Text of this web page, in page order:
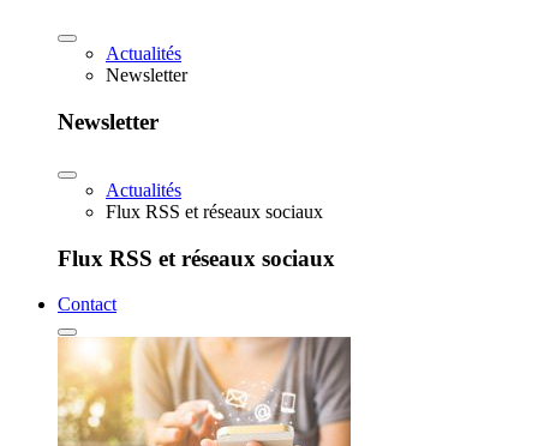
Actualités
Newsletter
Newsletter
Actualités
Flux RSS et réseaux sociaux
Flux RSS et réseaux sociaux
Contact